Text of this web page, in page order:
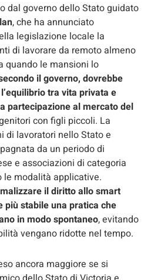
dal governo dello Stato guidato
, che ha annunciato
legislazione locale la
di lavorare da remoto almeno
quando le mansioni lo
il governo, dovrebbe
tra vita privata e
partecipazione al mercato del
con figli piccoli. La
di lavoratori nello Stato e
da un periodo di
e associazioni di categoria
modalità applicative.
il diritto allo smart
più stabile una pratica che
in modo spontaneo, evitando
vengano ridotte nel tempo.
ancora maggiore se si